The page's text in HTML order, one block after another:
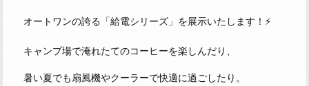
オートワンの誇る「給電シリーズ」を展示いたします！⚡️
キャンプ場で淹れたてのコーヒーを楽しんだり、
暑い夏でも扇風機やクーラーで快適に過ごしたり。